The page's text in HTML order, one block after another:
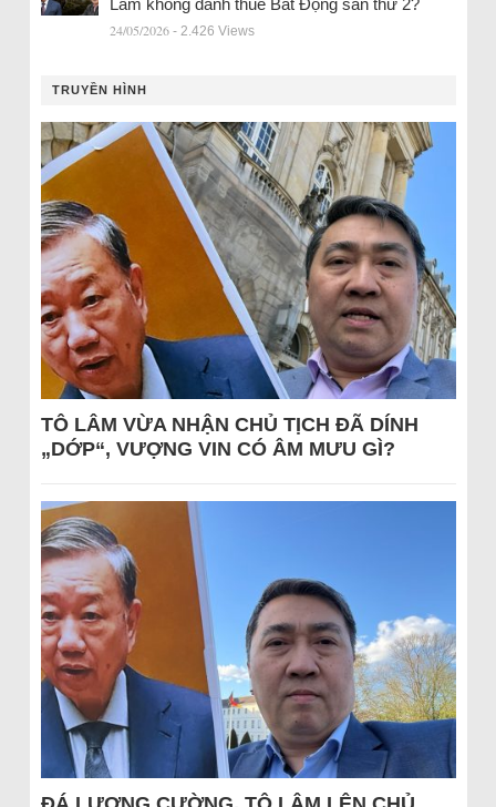
Lâm không đánh thuế Bất Động sản thứ 2?
24/05/2026 - 2.426 Views
TRUYỀN HÌNH
TÔ LÂM VỪA NHẬN CHỦ TỊCH ĐÃ DÍNH
„DỚP“, VƯỢNG VIN CÓ ÂM MƯU GÌ?